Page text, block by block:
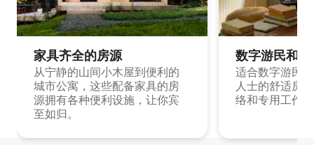
家具齐全的房源
从宁静的山间小木屋到便利的
城市公寓，这些配备家具的房
源拥有各种便利设施，让你宾
至如归。
数字游民和
适合数字游民
人士的舒适房
络和专用工作